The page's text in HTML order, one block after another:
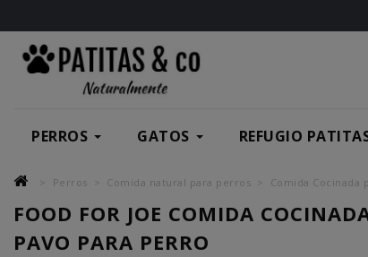
PERROS GATOS REFUGIO
Perros Comida natural para perros Comida Cocinada
FOOD FOR JOE COMIDA
PAVO PARA PERRO